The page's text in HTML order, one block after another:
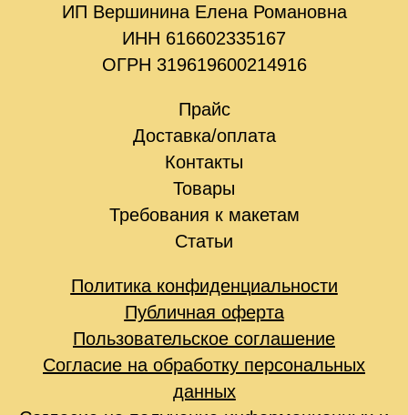
ИП Вершинина Елена Романовна
ИНН 616602335167
ОГРН 319619600214916
Прайс
Доставка/оплата
Контакты
Товары
Требования к макетам
Статьи
Политика конфиденциальности
Публичная оферта
Пользовательское соглашение
Согласие на обработку персональных
данных